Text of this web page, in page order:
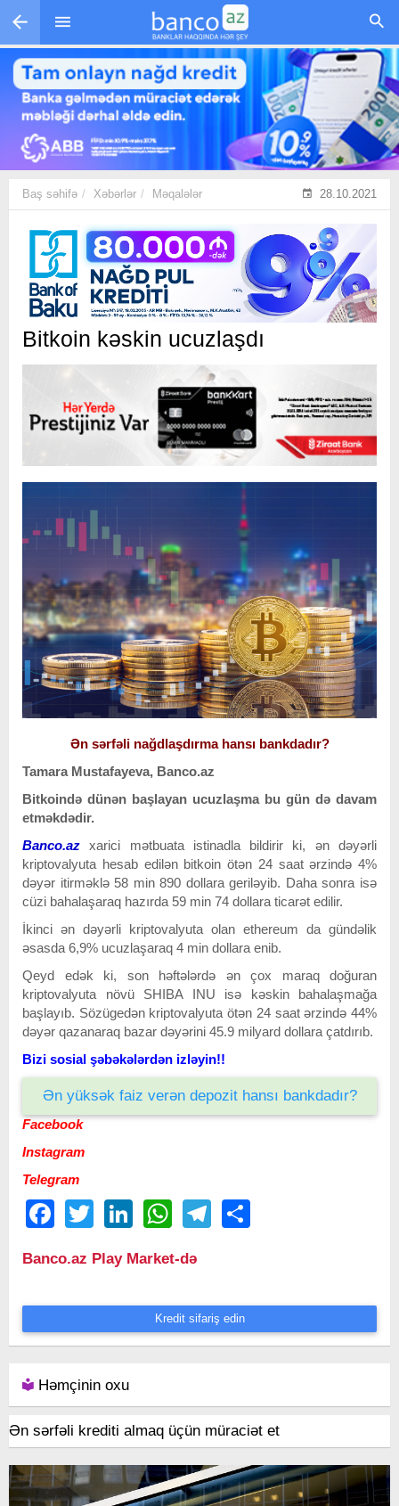
Skip to main content
Baş səhifə Xəbərlər Məqalələr 28.10.2021
Bitkoin kəskin ucuzlaşdı
Ən sərfəli nağdlaşdırma hansı bankdadır?
Tamara Mustafayeva, Banco.az
Bitkoində dünən başlayan ucuzlaşma bu gün də davam
etməkdədir.
Banco.az xarici mətbuata istinadla bildirir ki, ən dəyərli
kriptovalyuta hesab edilən bitkoin ötən 24 saat ərzində 4%
dəyər itirməklə 58 min 890 dollara geriləyib. Daha sonra isə
cüzi bahalaşaraq hazırda 59 min 74 dollara ticarət edilir.
İkinci ən dəyərli kriptovalyuta olan ethereum da gündəlik
əsasda 6,9% ucuzlaşaraq 4 min dollara enib.
Qeyd edək ki, son həftələrdə ən çox maraq doğuran
kriptovalyuta növü SHIBA INU isə kəskin bahalaşmağa
başlayıb. Sözügedən kriptovalyuta ötən 24 saat ərzində 44%
dəyər qazanaraq bazar dəyərini 45.9 milyard dollara çatdırıb.
Bizi sosial şəbəkələrdən izləyin!!
Ən yüksək faiz verən depozit hansı bankdadır?
Facebook
Instagram
Telegram
FacebookTwitter LinkedIn WhatsAppTelegram
Banco.az Play Market-də
Kredit sifariş edin
Həmçinin oxu
Ən sərfəli krediti almaq üçün müraciət et